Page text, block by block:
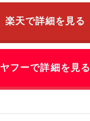
楽天で詳細を見る
ヤフーで詳細を見る